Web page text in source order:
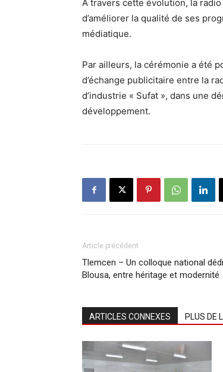
À travers cette évolution, la
d’améliorer la qualité de ses
médiatique.
Par ailleurs, la cérémonie a été
d’échange publicitaire entre la
d’industrie « Sufat », dans une
développement.
Article précédent
Tlemcen – Un colloque national
Blousa, entre héritage et modernité
ARTICLES CONNEXES PLUS DE